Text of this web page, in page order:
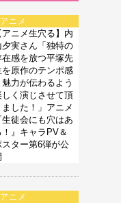
アニメ
アニメ生穴る】内
夕実さん「独特の
在感を放つ平塚先
を原作のテンポ感
魅力が伝わるよう
しく演じさせて頂
ました！」アニメ
生徒会にも穴はあ
！』キャラPV＆
スター第6弾が公
アニメ